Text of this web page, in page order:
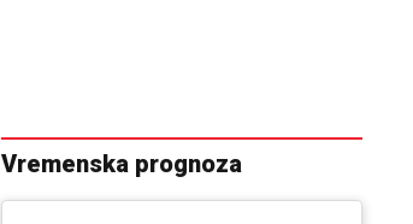
Vremenska prognoza